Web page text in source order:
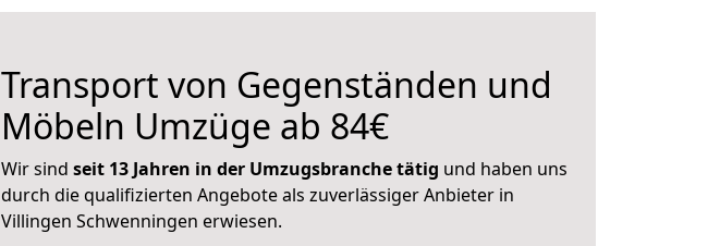
Transport von Gegenständen und
Möbeln Umzüge ab 84€
Wir sind seit 13 Jahren in der Umzugsbranche tätig und haben uns
durch die qualifizierten Angebote als zuverlässiger Anbieter in
Villingen Schwenningen erwiesen.